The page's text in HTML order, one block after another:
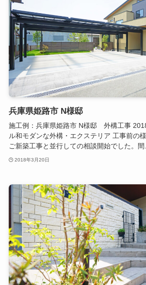
兵庫県姫路市 N様邸
施工例：兵庫県姫路市 N様邸 外構工事
ル和モダンな外構・エクステリア 工事前の
ご新築工事と並行しての相談開始でした。間...
2018年3月20日